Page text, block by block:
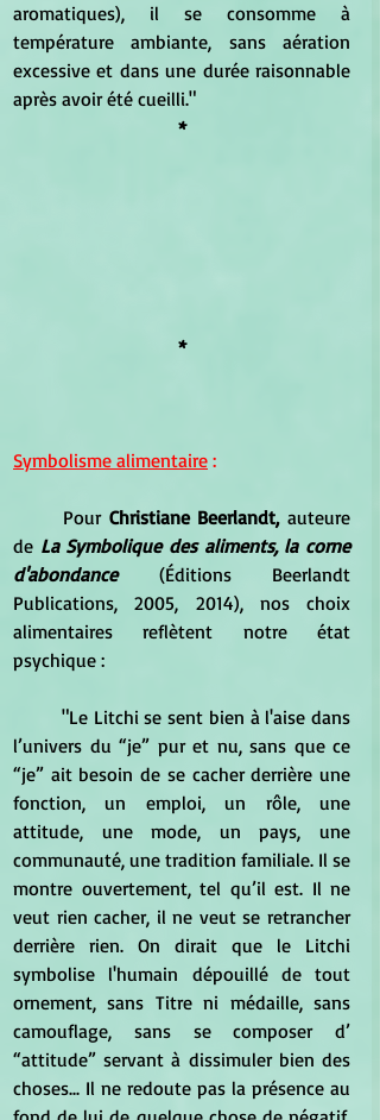
aromatiques), il se consomme à
température ambiante, sans aération
excessive et dans une durée raisonnable
après avoir été cueilli."
*
*
Symbolisme alimentaire :
Pour Christiane Beerlandt, auteure
de La Symbolique des aliments, la corne
d'abondance (Éditions Beerlandt
Publications, 2005, 2014), nos choix
alimentaires reflètent notre état
psychique :
l’univers du “je” pur et nu, sans que ce
“je” ait besoin de se cacher derrière une
fonction, un emploi, un rôle, une
attitude, une mode, un pays, une
communauté, une tradition familiale. Il se
montre ouvertement, tel qu’il est. Il ne
veut rien cacher, il ne veut se retrancher
derrière rien. On dirait que le Litchi
symbolise l'humain dépouillé de tout
ornement, sans Titre ni médaille, sans
camouflage, sans se composer d’
“attitude” servant à dissimuler bien des
choses... Il ne redoute pas la présence au